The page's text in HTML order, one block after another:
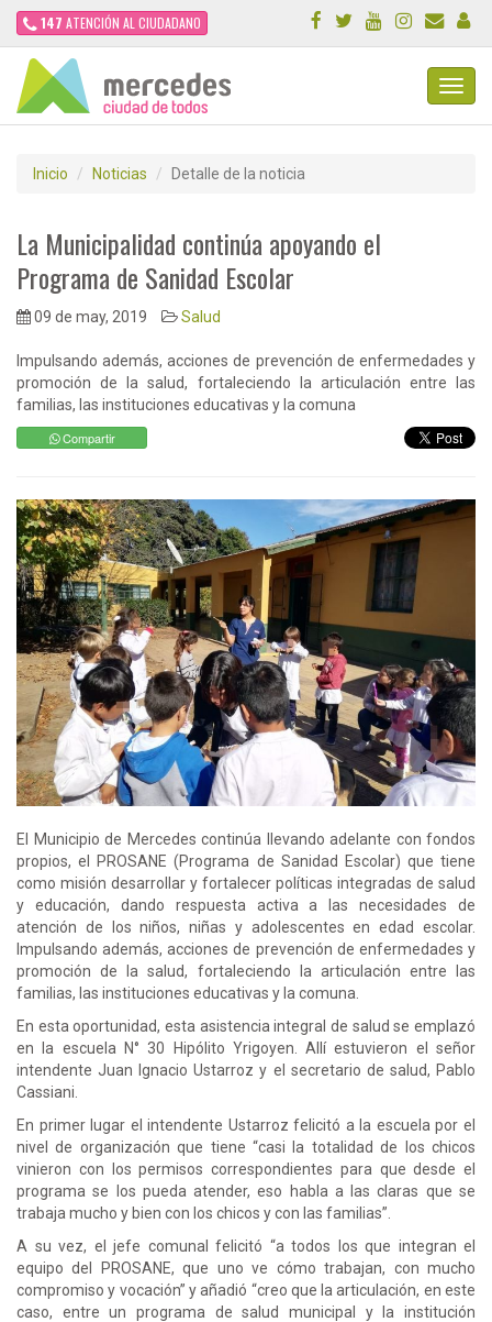
147 ATENCIÓN AL CIUDADANO
Inicio Noticias Detalle de la noticia
La Municipalidad continúa apoyando el
Programa de Sanidad Escolar
09 de may, 2019 Salud
Impulsando además, acciones de prevención de enfermedades y
promoción de la salud, fortaleciendo la articulación entre las
familias, las instituciones educativas y la comuna
Compartir
El Municipio de Mercedes continúa llevando adelante con fondos
propios, el PROSANE (Programa de Sanidad Escolar) que tiene
como misión desarrollar y fortalecer políticas integradas de salud
y educación, dando respuesta activa a las necesidades de
atención de los niños, niñas y adolescentes en edad escolar.
Impulsando además, acciones de prevención de enfermedades y
promoción de la salud, fortaleciendo la articulación entre las
familias, las instituciones educativas y la comuna.
En esta oportunidad, esta asistencia integral de salud se emplazó
en la escuela N° 30 Hipólito Yrigoyen. Allí estuvieron el señor
intendente Juan Ignacio Ustarroz y el secretario de salud, Pablo
Cassiani.
En primer lugar el intendente Ustarroz felicitó a la escuela por el
nivel de organización que tiene “casi la totalidad de los chicos
vinieron con los permisos correspondientes para que desde el
programa se los pueda atender, eso habla a las claras que se
trabaja mucho y bien con los chicos y con las familias”.
A su vez, el jefe comunal felicitó “a todos los que integran el
equipo del PROSANE, que uno ve cómo trabajan, con mucho
compromiso y vocación” y añadió “creo que la articulación, en este
caso, entre un programa de salud municipal y la institución